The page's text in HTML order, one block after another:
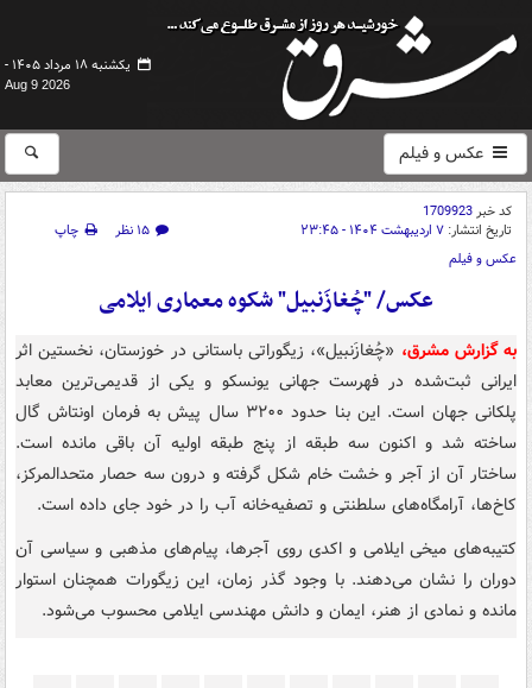
یکشنبه ۱۸ مرداد ۱۴۰۵ -
Aug 9 2026
عکس و فیلم
کد خبر1709923
تاریخ انتشار: ۷ اردیبهشت ۱۴۰۴ - ۲۳:۴۵ ۱۵ نظر
چاپ
عکس و فیلم
عکس/ "چُغازَنبیل" شکوه معماری ایلامی
به گزارش مشرق، «چُغازَنبیل»، زیگوراتی باستانی در خوزستان، نخستین اثر
ایرانی ثبت‌شده در فهرست جهانی یونسکو و یکی از قدیمی‌ترین معابد
پلکانی جهان است. این بنا حدود ۳۲۰۰ سال پیش به فرمان اونتاش گال
ساخته شد و اکنون سه طبقه از پنج طبقه اولیه آن باقی مانده است.
ساختار آن از آجر و خشت خام شکل گرفته و درون سه حصار متحدالمرکز،
کاخ‌ها، آرامگاه‌های سلطنتی و تصفیه‌خانه آب را در خود جای داده است.
کتیبه‌های میخی ایلامی و اکدی روی آجرها، پیام‌های مذهبی و سیاسی آن
دوران را نشان می‌دهند. با وجود گذر زمان، این زیگورات همچنان استوار
مانده و نمادی از هنر، ایمان و دانش مهندسی ایلامی محسوب می‌شود.